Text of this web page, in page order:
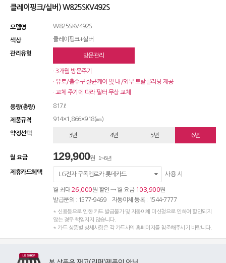
클레이핑크/실버) W825SKV492S
모델명 W825SKV492S
색상 클레이핑크+실버
관리유형 방문관리
· 3개월 방문주기
· 유로/출수구 살균케어 및 내/외부 토탈클리닝 제공
· 교체 주기에 따라 필터 무상 교체
용량(총량) 817ℓ
제품규격 914×1,866×918(㎜)
약정선택 3년 4년 5년 6년
월 요금 129,900원 1~6년
제휴카드혜택 LG전자 구독엔로카 롯데카드 사용 시
월 최대 26,000원 할인 → 월 요금 103,900원
발급문의 : 1577-9469 자동이체 등록 : 1544-7777
* 신용등으로 인한 카드 발급불가 및 자동이체 미신청으로 인하여 할인되지
않는 경우 책임지지 않습니다.
* 카드 상품별 상세사항은 각 카드사의 홈페이지를 참조해주시기 바랍니다.